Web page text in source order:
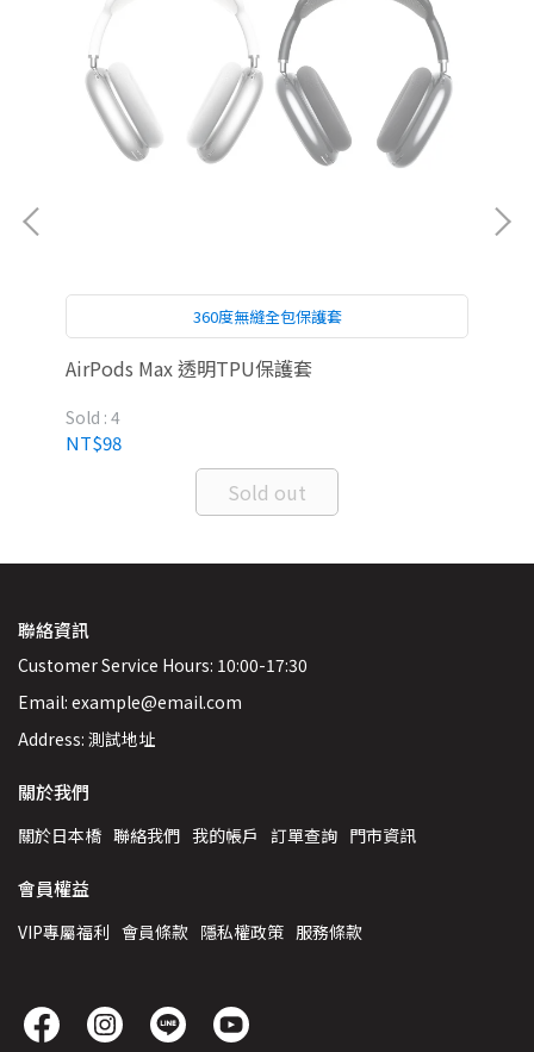
360度無縫全包保護套
AirPods Max 透明TPU保護套
Sold : 4
NT$98
Sold out
聯絡資訊
Customer Service Hours: 10:00-17:30
Email: example@email.com
Address: 測試地址
關於我們
關於日本橋 聯絡我們 我的帳戶 訂單查詢 門市資訊
會員權益
VIP專屬福利 會員條款 隱私權政策 服務條款